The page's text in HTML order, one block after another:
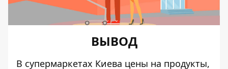
ВЫВОД
В супермаркетах Киева цены на продукты,